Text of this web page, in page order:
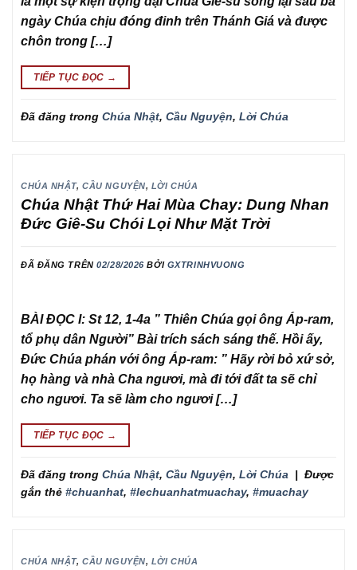
ngày Chúa chịu đóng đinh trên Thánh Giá và được
chôn trong […]
TIẾP TỤC ĐỌC →
Đã đăng trong Chúa Nhật, Cầu Nguyện, Lời Chúa
CHÚA NHẬT,CẦU NGUYỆN, LỜI CHÚA
Chúa Nhật Thứ Hai Mùa Chay: Dung Nhan
Đức Giê-Su Chói Lọi Như Mặt Trời
ĐÃ ĐĂNG TRÊN02/28/2026 BỞI GXTRINHVUONG
BÀI ĐỌC I: St 12, 1-4a ” Thiên Chúa gọi ông Áp-ram,
tổ phụ dân Người” Bài trích sách sáng thế. Hồi ấy,
Đức Chúa phán với ông Áp-ram: ” Hãy rời bỏ xứ sở,
họ hàng và nhà Cha ngươi, mà đi tới đất ta sẽ chỉ
cho ngươi. Ta sẽ làm cho ngươi […]
TIẾP TỤC ĐỌC →
Đã đăng trong Chúa Nhật, Cầu Nguyện, Lời Chúa | Được
gắn thẻ #chuanhat, #lechuanhatmuachay, #muachay
CHÚA NHẬT,CẦU NGUYỆN, LỜI CHÚA